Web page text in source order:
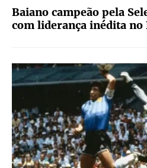
Baiano campeão pela
com liderança inédita no